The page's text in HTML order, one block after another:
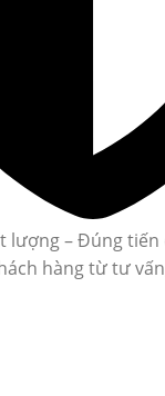
lượng – Đúng tiến
hàng từ tư